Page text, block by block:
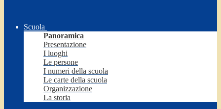
Scuola
Panoramica
Presentazione
I luoghi
Le persone
I numeri della scuola
Le carte della scuola
Organizzazione
La storia